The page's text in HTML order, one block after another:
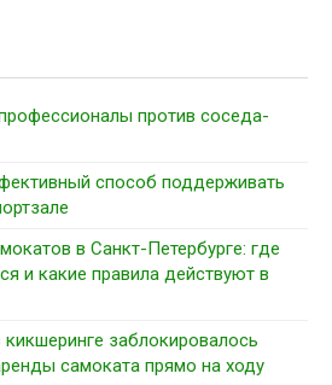
против соседа-
способ поддерживать
в Санкт-Петербурге: где
и какие правила действуют в
кикшеринге заблокировалось
самоката прямо на ходу